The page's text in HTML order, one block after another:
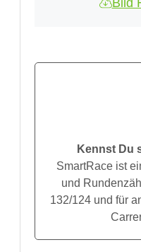
Bild
Kennst Du
SmartRace ist
und
132/124 und für